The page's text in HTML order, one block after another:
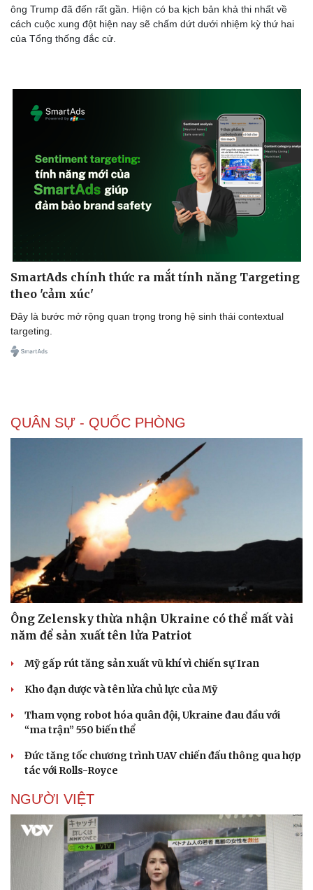
Doanh nghiệp
Doanh nghiệp 24h
Vì cộng đồng
Công nghệ
ông Trump đã đến rất gần. Hiện có ba kịch bản khả thi nhất về
cách cuộc xung đột hiện nay sẽ chấm dứt dưới nhiệm kỳ thứ hai
của Tổng thống đắc cử.
SmartAds chính thức ra mắt tính năng Targeting
theo 'cảm xúc'
Đây là bước mở rộng quan trọng trong hệ sinh thái contextual
targeting.
QUÂN SỰ - QUỐC PHÒNG
Ông Zelensky thừa nhận Ukraine có thể mất vài
năm để sản xuất tên lửa Patriot
Mỹ gấp rút tăng sản xuất vũ khí vì chiến sự Iran
Kho đạn dược và tên lửa chủ lực của Mỹ
Tham vọng robot hóa quân đội, Ukraine đau đầu với
“ma trận” 550 biến thể
Đức tăng tốc chương trình UAV chiến đấu thông qua hợp
tác với Rolls-Royce
NGƯỜI VIỆT